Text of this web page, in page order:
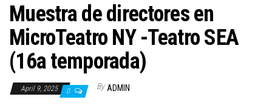
Muestra de directores en
MicroTeatro NY -Teatro SEA
(16a temporada)
April 9, 2025 0 By ADMIN